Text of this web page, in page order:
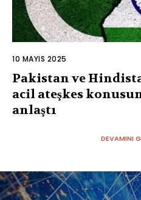
10 MAYIS 2025
Pakistan ve
acil ateşkes
anlaştı
DEVAMINI